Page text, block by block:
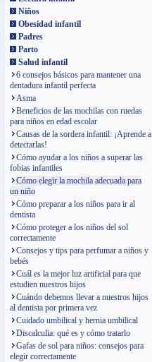
Niños
Obesidad infantil
Padres
Parto
Salud infantil
6 consejos básicos para mantener una
dentadura infantil perfecta
Asma
Beneficios de las mochilas con ruedas
para niños en edad escolar
Causas de la sordera infantil: ¡Aprende a
detectarlas!
Cómo ayudar a los niños a superar las
fobias infantiles
Cómo elegir la mochila adecuada para
un niño
Cómo preparar a los niños para ir al
dentista
Cómo proteger a los niños del sol
correctamente
Consejos y tips para perfumar a niños y
bebés
Cuál es la mejor luz artificial para que
estudien nuestros hijos
Cuándo debemos llevar a nuestros hijos
al dentista por primera vez
Cuidado umbilical y hernia umbilical
Discalculia: qué es y cómo tratarlo
Gafas de sol para niños: consejos para
elegir correctamente